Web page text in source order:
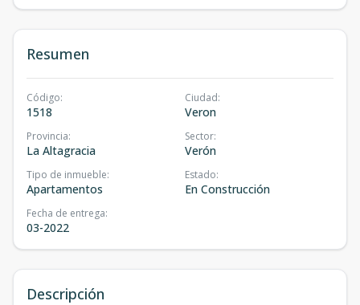
Resumen
Código:
1518
Ciudad:
Veron
Provincia:
La Altagracia
Sector:
Verón
Tipo de inmueble:
Apartamentos
Estado:
En Construcción
Fecha de entrega:
03-2022
Descripción